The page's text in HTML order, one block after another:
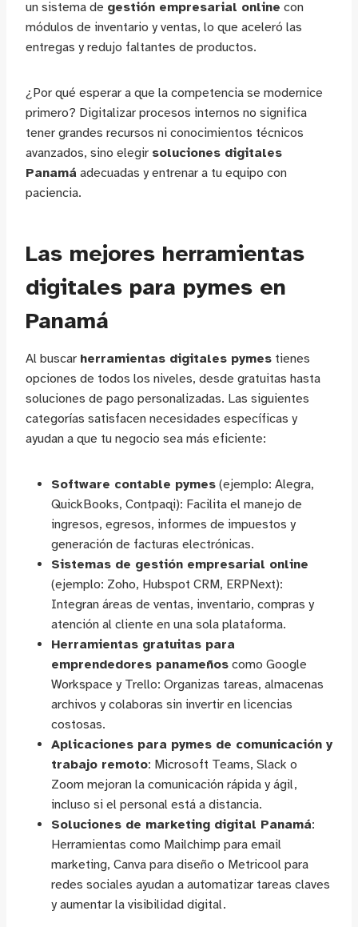
un sistema de gestión empresarial online con
módulos de inventario y ventas, lo que aceleró las
entregas y redujo faltantes de productos.
¿Por qué esperar a que la competencia se modernice
primero? Digitalizar procesos internos no significa
tener grandes recursos ni conocimientos técnicos
avanzados, sino elegir soluciones digitales
Panamá adecuadas y entrenar a tu equipo con
paciencia.
Las mejores herramientas
digitales para pymes en
Panamá
Al buscar herramientas digitales pymes tienes
opciones de todos los niveles, desde gratuitas hasta
soluciones de pago personalizadas. Las siguientes
categorías satisfacen necesidades específicas y
ayudan a que tu negocio sea más eficiente:
Software contable pymes (ejemplo: Alegra,
QuickBooks, Contpaqi): Facilita el manejo de
ingresos, egresos, informes de impuestos y
generación de facturas electrónicas.
Sistemas de gestión empresarial online
(ejemplo: Zoho, Hubspot CRM, ERPNext):
Integran áreas de ventas, inventario, compras y
atención al cliente en una sola plataforma.
Herramientas gratuitas para
emprendedores panameños como Google
Workspace y Trello: Organizas tareas, almacenas
archivos y colaboras sin invertir en licencias
costosas.
Aplicaciones para pymes de comunicación y
trabajo remoto: Microsoft Teams, Slack o
Zoom mejoran la comunicación rápida y ágil,
incluso si el personal está a distancia.
Soluciones de marketing digital Panamá:
Herramientas como Mailchimp para email
marketing, Canva para diseño o Metricool para
redes sociales ayudan a automatizar tareas claves
y aumentar la visibilidad digital.